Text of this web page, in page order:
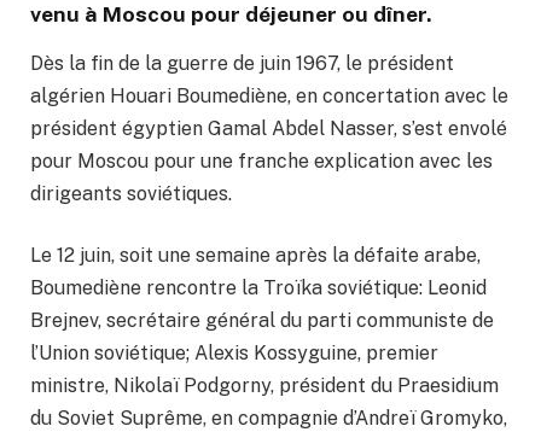
venu à Moscou pour déjeuner ou dîner.
Dès la fin de la guerre de juin 1967, le président
algérien Houari Boumediène, en concertation avec le
président égyptien Gamal Abdel Nasser, s’est envolé
pour Moscou pour une franche explication avec les
dirigeants soviétiques.
Le 12 juin, soit une semaine après la défaite arabe,
Boumediène rencontre la Troïka soviétique: Leonid
Brejnev, secrétaire général du parti communiste de
l’Union soviétique; Alexis Kossyguine, premier
ministre, Nikolaï Podgorny, président du Praesidium
du Soviet Suprême, en compagnie d’Andreï Gromyko,